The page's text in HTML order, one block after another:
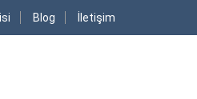
Blog İletişim